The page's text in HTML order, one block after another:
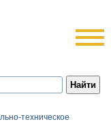
техническое